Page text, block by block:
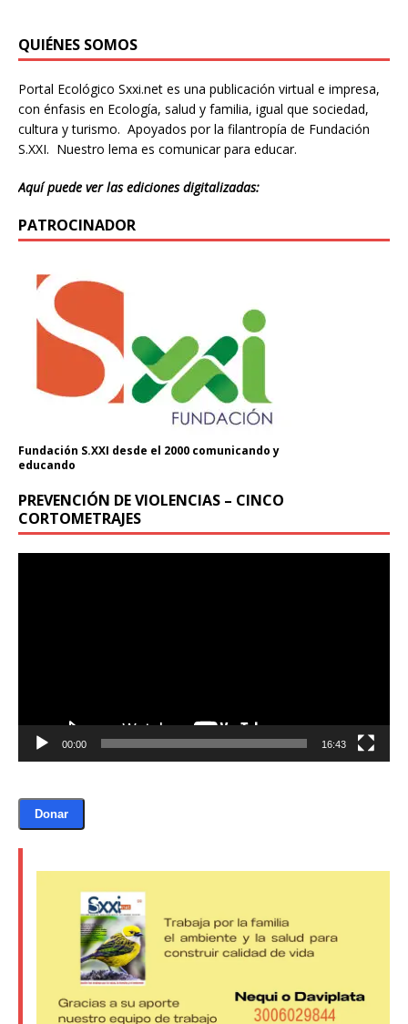
QUIÉNES SOMOS
Portal Ecológico Sxxi.net es una publicación virtual e impresa,
con énfasis en Ecología, salud y familia, igual que sociedad,
cultura y turismo. Apoyados por la filantropía de Fundación
S.XXI. Nuestro lema es comunicar para educar.
Aquí puede ver las ediciones digitalizadas:
PATROCINADOR
Fundación S.XXI desde el 2000 comunicando y
educando
PREVENCIÓN DE VIOLENCIAS – CINCO
CORTOMETRAJES
00:00 16:43
$1.00
Donar